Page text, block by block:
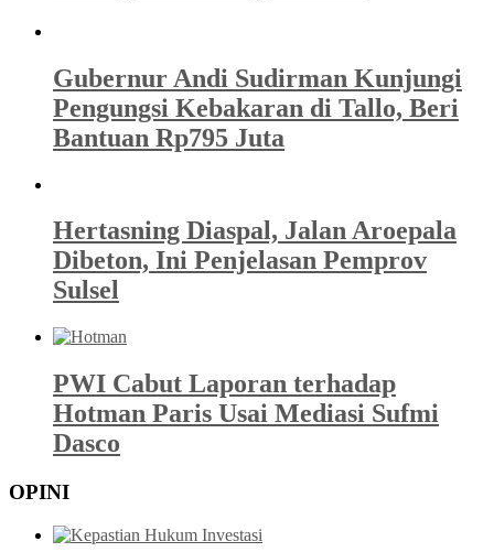
Gubernur Andi Sudirman Kunjungi
Pengungsi Kebakaran di Tallo, Beri
Bantuan Rp795 Juta
Hertasning Diaspal, Jalan Aroepala
Dibeton, Ini Penjelasan Pemprov
Sulsel
PWI Cabut Laporan terhadap
Hotman Paris Usai Mediasi Sufmi
Dasco
OPINI